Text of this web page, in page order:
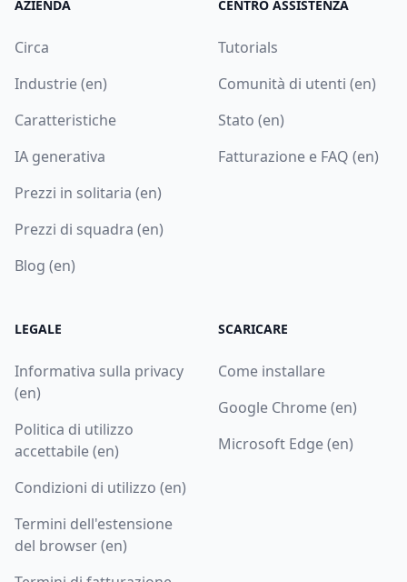
AZIENDA
Circa
Industrie (en)
Caratteristiche
IA generativa
Prezzi in solitaria (en)
Prezzi di squadra (en)
Blog (en)
CENTRO ASSISTENZA
Tutorials
Comunità di utenti (en)
Stato (en)
Fatturazione e FAQ (en)
LEGALE
Informativa sulla privacy
(en)
Politica di utilizzo
accettabile (en)
Condizioni di utilizzo (en)
Termini dell'estensione
del browser (en)
SCARICARE
Come installare
Google Chrome (en)
Microsoft Edge (en)